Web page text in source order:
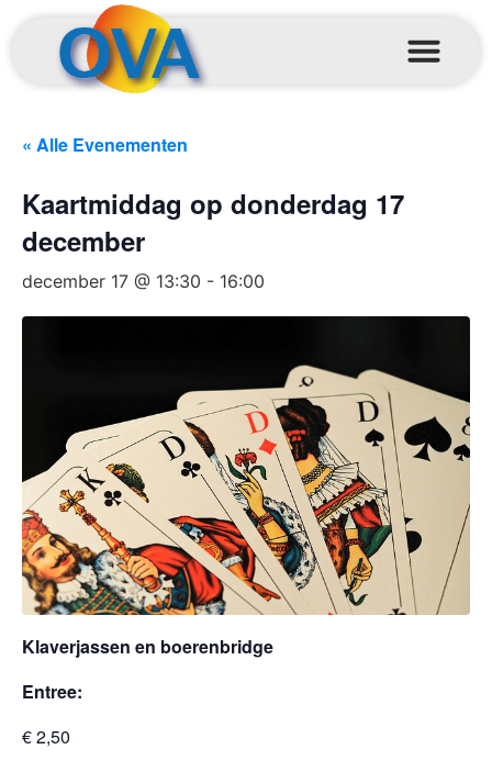
« Alle Evenementen
Kaartmiddag op donderdag 17
december
december 17 @ 13:30 - 16:00
Klaverjassen en boerenbridge
Entree:
€ 2,50